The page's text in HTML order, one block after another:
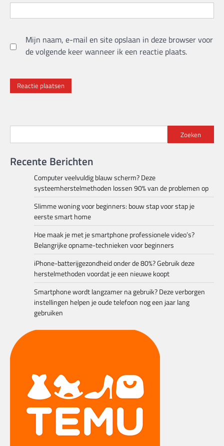
Mijn naam, e-mail en site opslaan in deze browser voor
de volgende keer wanneer ik een reactie plaats.
Zoeken
Recente Berichten
Computer veelvuldig blauw scherm? Deze
systeemherstelmethoden lossen 90% van de problemen op
Slimme woning voor beginners: bouw stap voor stap je
eerste smart home
Hoe maak je met je smartphone professionele video’s?
Belangrijke opname-technieken voor beginners
iPhone-batterijgezondheid onder de 80%? Gebruik deze
herstelmethoden voordat je een nieuwe koopt
Smartphone wordt langzamer na gebruik? Deze verborgen
instellingen helpen je oude telefoon nog een jaar lang
gebruiken